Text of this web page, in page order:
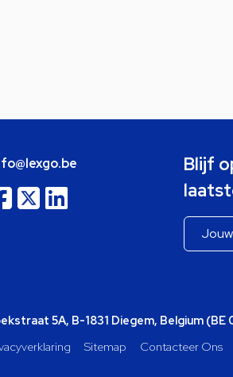
Blijf
5A, B-1831 Diegem, Belgium (BE
Sitemap Contacteer Ons